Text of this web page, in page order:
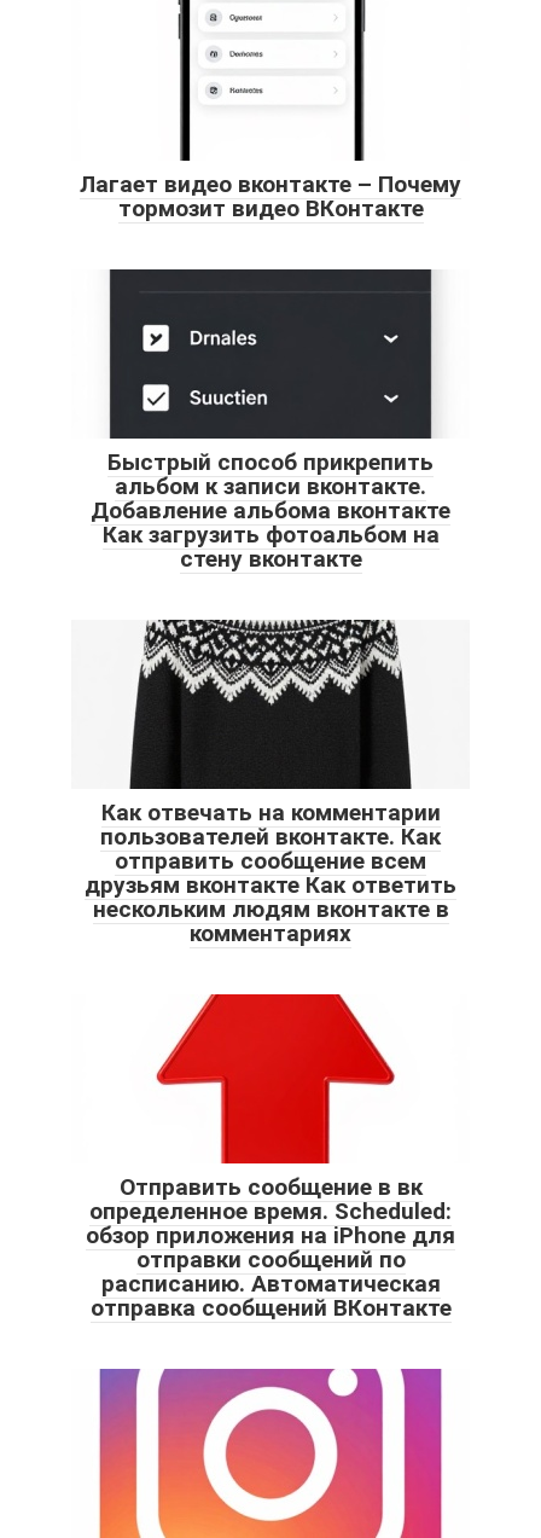
Лагает видео вконтакте – Почему
тормозит видео ВКонтакте
Быстрый способ прикрепить
альбом к записи вконтакте.
Добавление альбома вконтакте
Как загрузить фотоальбом на
стену вконтакте
Как отвечать на комментарии
пользователей вконтакте. Как
отправить сообщение всем
друзьям вконтакте Как ответить
нескольким людям вконтакте в
комментариях
Отправить сообщение в вк
определенное время. Scheduled:
обзор приложения на iPhone для
отправки сообщений по
расписанию. Автоматическая
отправка сообщений ВКонтакте